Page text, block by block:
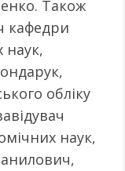
Також
кафедри
наук,
обліку
наук,